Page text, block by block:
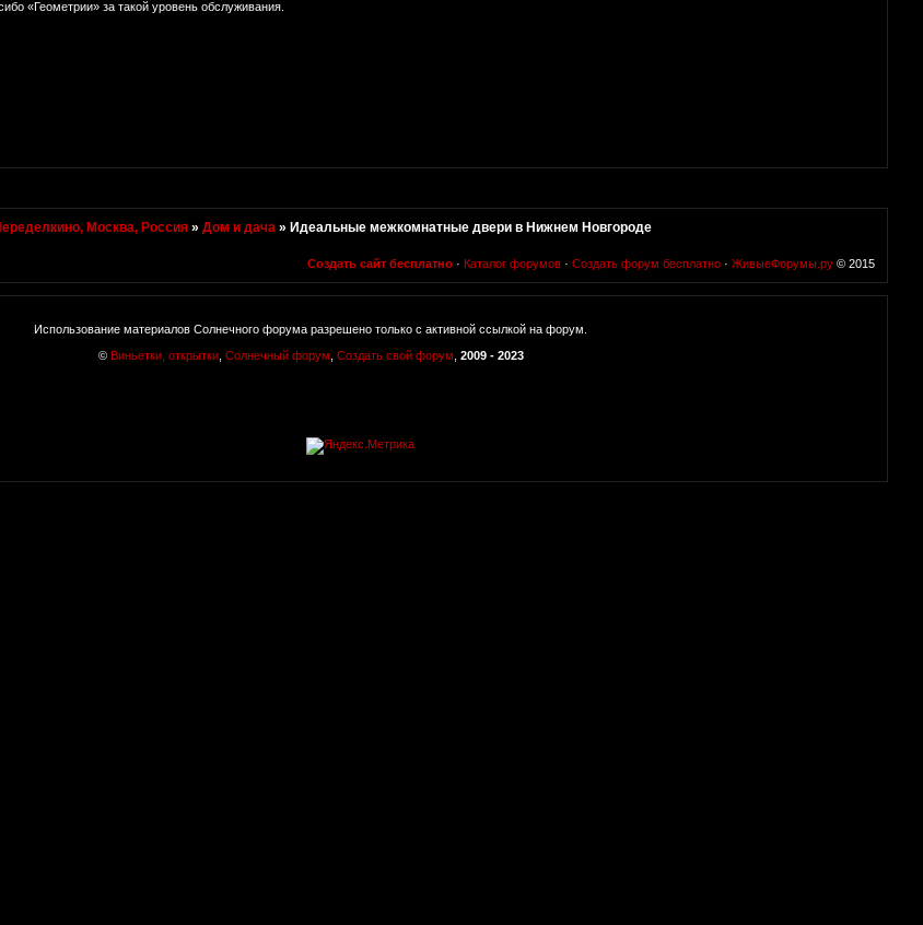
«Геометрии» за такой уровень обслуживания.
Москва, Россия »Дом и дача »Идеальные межкомнатные двери в Нижнем Новгороде
Создать сайт бесплатно · Каталог форумов · Создать форум бесплатно · ЖивыеФорумы.ру © 2015
Использование материалов Солнечного форума разрешено только с активной ссылкой на форум.
© Виньетки, открытки, Солнечный форум Создать свой форум 2009 - 2023